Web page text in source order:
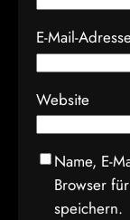
E-Mail-
Website
Name, E-
Browser
speichern.